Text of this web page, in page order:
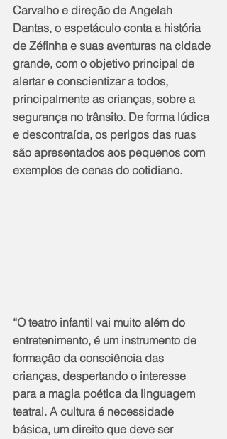
Carvalho e direção de Angelah
Dantas, o espetáculo conta a história
de Zéfinha e suas aventuras na cidade
grande, com o objetivo principal de
alertar e conscientizar a todos,
principalmente as crianças, sobre a
segurança no trânsito. De forma lúdica
e descontraída, os perigos das ruas
são apresentados aos pequenos com
exemplos de cenas do cotidiano.
“O teatro infantil vai muito além do
entretenimento, é um instrumento de
formação da consciência das
crianças, despertando o interesse
para a magia poética da linguagem
teatral. A cultura é necessidade
básica, um direito que deve ser